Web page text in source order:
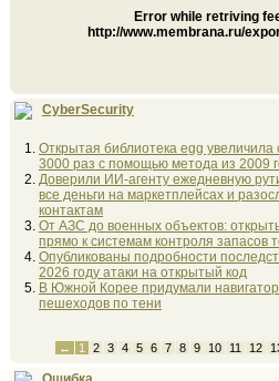
Error while retriving
http://www.membrana.ru/
CyberSecurity
Открытая библиотека egg увеличила
3000 раз с помощью метода из 2009
Доверили ИИ-агенту ежедневную
все деньги на маркетплейсах и
контактам
От АЗС до военных объектов:
прямо к системам контроля запасов
Опубликованы подробности
2026 году атаки на открытый код
В Южной Корее придумали
пешеходов по тени
← 1 2 3 4 5 6 7 8 9 10 11 12